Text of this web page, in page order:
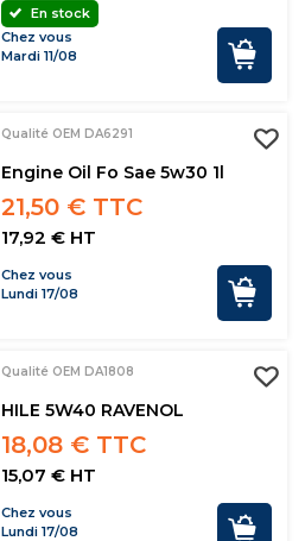
En stock
Chez vous
Mardi 11/08
Qualité OEM DA6291
Engine Oil Fo Sae 5w30 1l
21,50 € TTC
17,92 € HT
Chez vous
Lundi 17/08
Qualité OEM DA1808
HILE 5W40 RAVENOL
18,08 € TTC
15,07 € HT
Chez vous
Lundi 17/08